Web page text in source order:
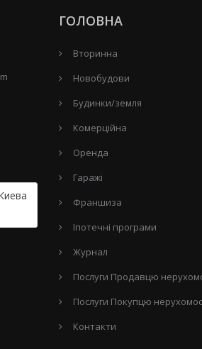
ГОЛОВНА
Вторинна
Новобудови
Будинки/земля
Комерційна
Оренда
Гаражі
Франшиза
Іпотечні програми
Журнал
Послуги Продавцю
Послуги Покупцю
Контакти